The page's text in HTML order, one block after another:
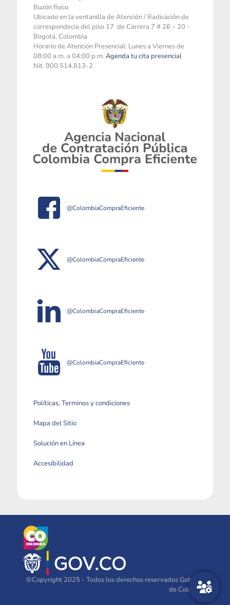
Buzón físico
Ubicado en la ventanilla de Atención / Radicación de
correspondecia del piso 17 de Carrera 7 # 26 – 20 -
Bogotá, Colombia
Horario de Atención Presencial: Lunes a Viernes de
08:00 a.m. a 04:00 p.m. Agenda tu cita presencial
Nit. 900.514.813-2
@ColombiaCompraEficiente
@ColombiaCompraEficiente
@ColombiaCompraEficiente
@ColombiaCompraEficiente
Políticas, Terminos y condiciones
Mapa del Sitio
Solución en Línea
Accesibilidad
©Copyright 2025 - Todos los derechos reservados Gobierno
de Colombia